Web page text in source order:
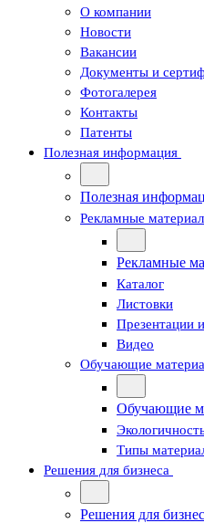
О компании
Новости
Вакансии
Документы и
Фотогалерея
Контакты
Патенты
Полезная информация
Полезная
Рекламные
Рекламные
Каталог
Листовки
Презентации
Видео
Обучающие
Обучающие
Типы
Решения для бизнеса
Решения для